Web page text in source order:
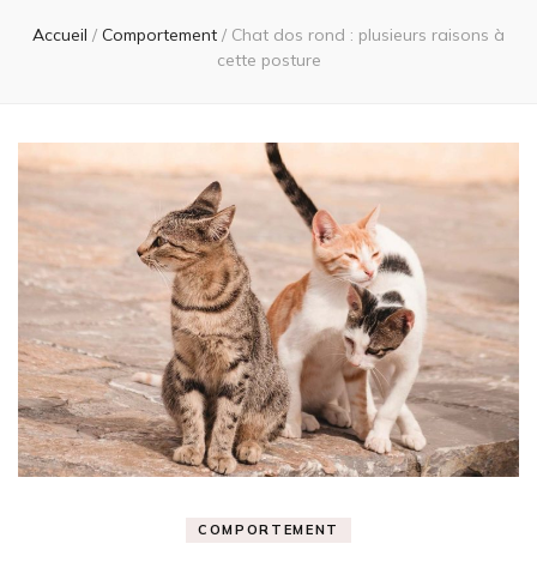
Accueil / Comportement / Chat dos rond : plusieurs raisons à
cette posture
COMPORTEMENT